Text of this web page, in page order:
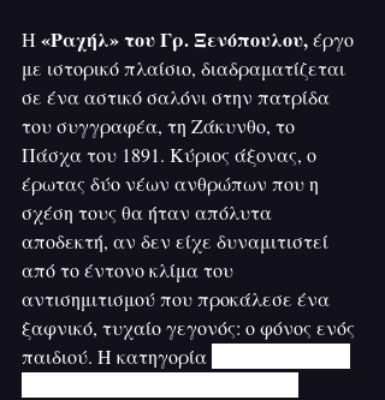
Η «Ραχήλ» του Γρ. Ξενόπουλου, έργο
με ιστορικό πλαίσιο, διαδραματίζεται
σε ένα αστικό σαλόνι στην πατρίδα
του συγγραφέα, τη Ζάκυνθο, το
Πάσχα του 1891. Κύριος άξονας, ο
έρωτας δύο νέων ανθρώπων που η
σχέση τους θα ήταν απόλυτα
αποδεκτή, αν δεν είχε δυναμιτιστεί
από το έντονο κλίμα του
αντισημιτισμού που προκάλεσε ένα
ξαφνικό, τυχαίο γεγονός: ο φόνος ενός
παιδιού. Η κατηγορία